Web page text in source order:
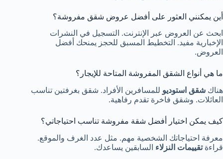
أين يمكنني العثور على أفضل عروض شقق مفروشة؟
ابحث عن العروض عبر الإنترنت. التسجيل في النشرات
الإخبارية مفيد. التخطيط المسبق للحجز يمنحك أفضل
العروض.
ما هي أنواع الشقق المفروشة المتاحة للإيجار؟
هناك شقق استوديو للمسافرين الأفراد. شقق بغرفتين تناسب
العائلات. وشقق فاخرة تقدم رفاهية.
كيف يمكن اختيار أفضل شقة مفروشة تناسب احتياجاتي؟
معرفة احتياجاتك الشخصية مهم. مثل عدد الغرف والموقع.
قراءةتقييمات النزلاء السابقين يساعدك.